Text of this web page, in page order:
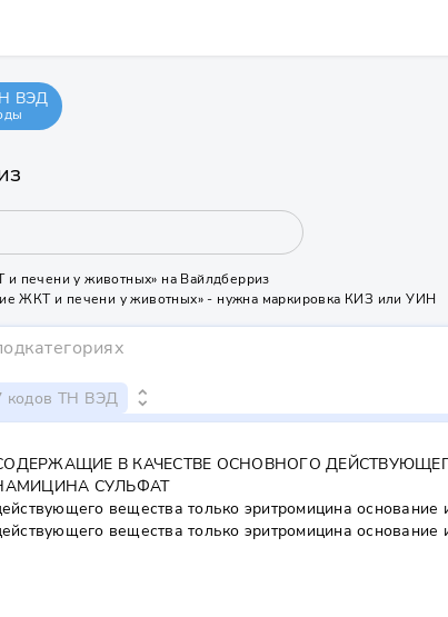
ВЭД
печени у животных» на Вайлдберриз
ЖКТ и печени у животных» - нужна маркировка КИЗ или УИН
кодов ТН ВЭД unfold_more
В КАЧЕСТВЕ ОСНОВНОГО
СУЛЬФАТ
вещества только эритромицина основание
вещества только эритромицина основание